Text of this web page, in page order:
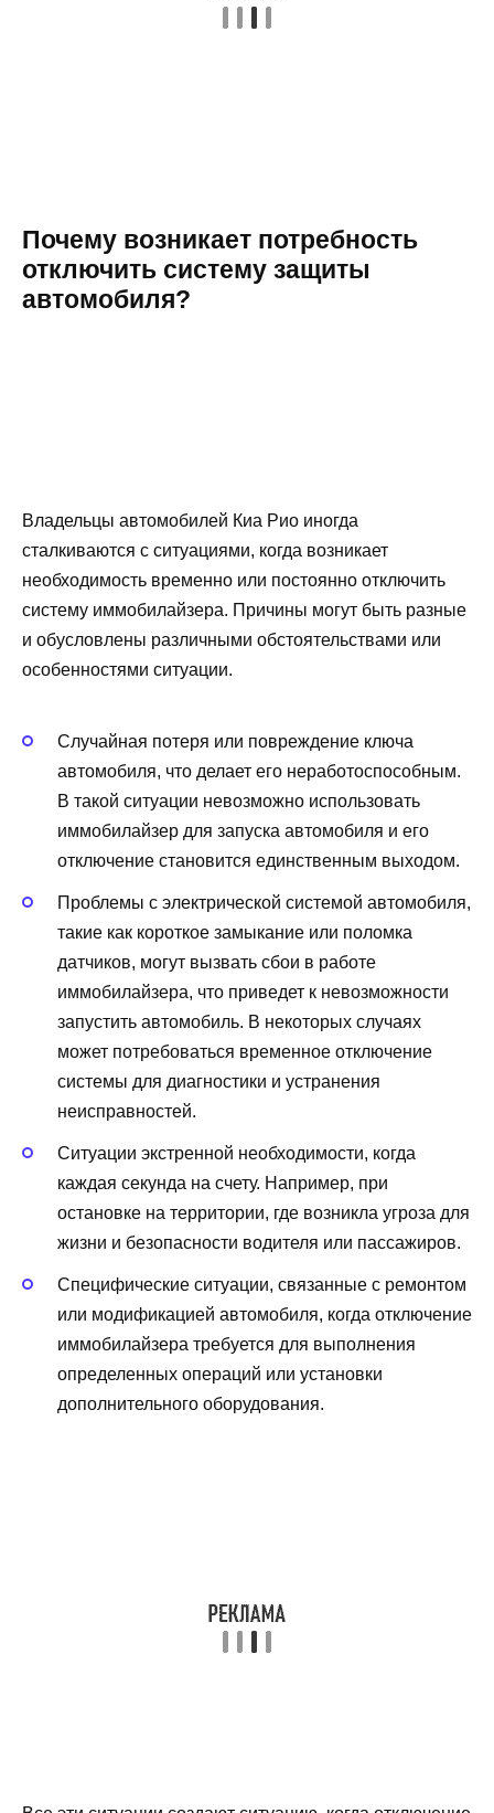
Почему возникает потребность
отключить систему защиты
автомобиля?
Владельцы автомобилей Киа Рио иногда
сталкиваются с ситуациями, когда возникает
необходимость временно или постоянно отключить
систему иммобилайзера. Причины могут быть разные
и обусловлены различными обстоятельствами или
особенностями ситуации.
Случайная потеря или повреждение ключа
автомобиля, что делает его неработоспособным.
В такой ситуации невозможно использовать
иммобилайзер для запуска автомобиля и его
отключение становится единственным выходом.
Проблемы с электрической системой автомобиля,
такие как короткое замыкание или поломка
датчиков, могут вызвать сбои в работе
иммобилайзера, что приведет к невозможности
запустить автомобиль. В некоторых случаях
может потребоваться временное отключение
системы для диагностики и устранения
неисправностей.
Ситуации экстренной необходимости, когда
каждая секунда на счету. Например, при
остановке на территории, где возникла угроза для
жизни и безопасности водителя или пассажиров.
Специфические ситуации, связанные с ремонтом
или модификацией автомобиля, когда отключение
иммобилайзера требуется для выполнения
определенных операций или установки
дополнительного оборудования.